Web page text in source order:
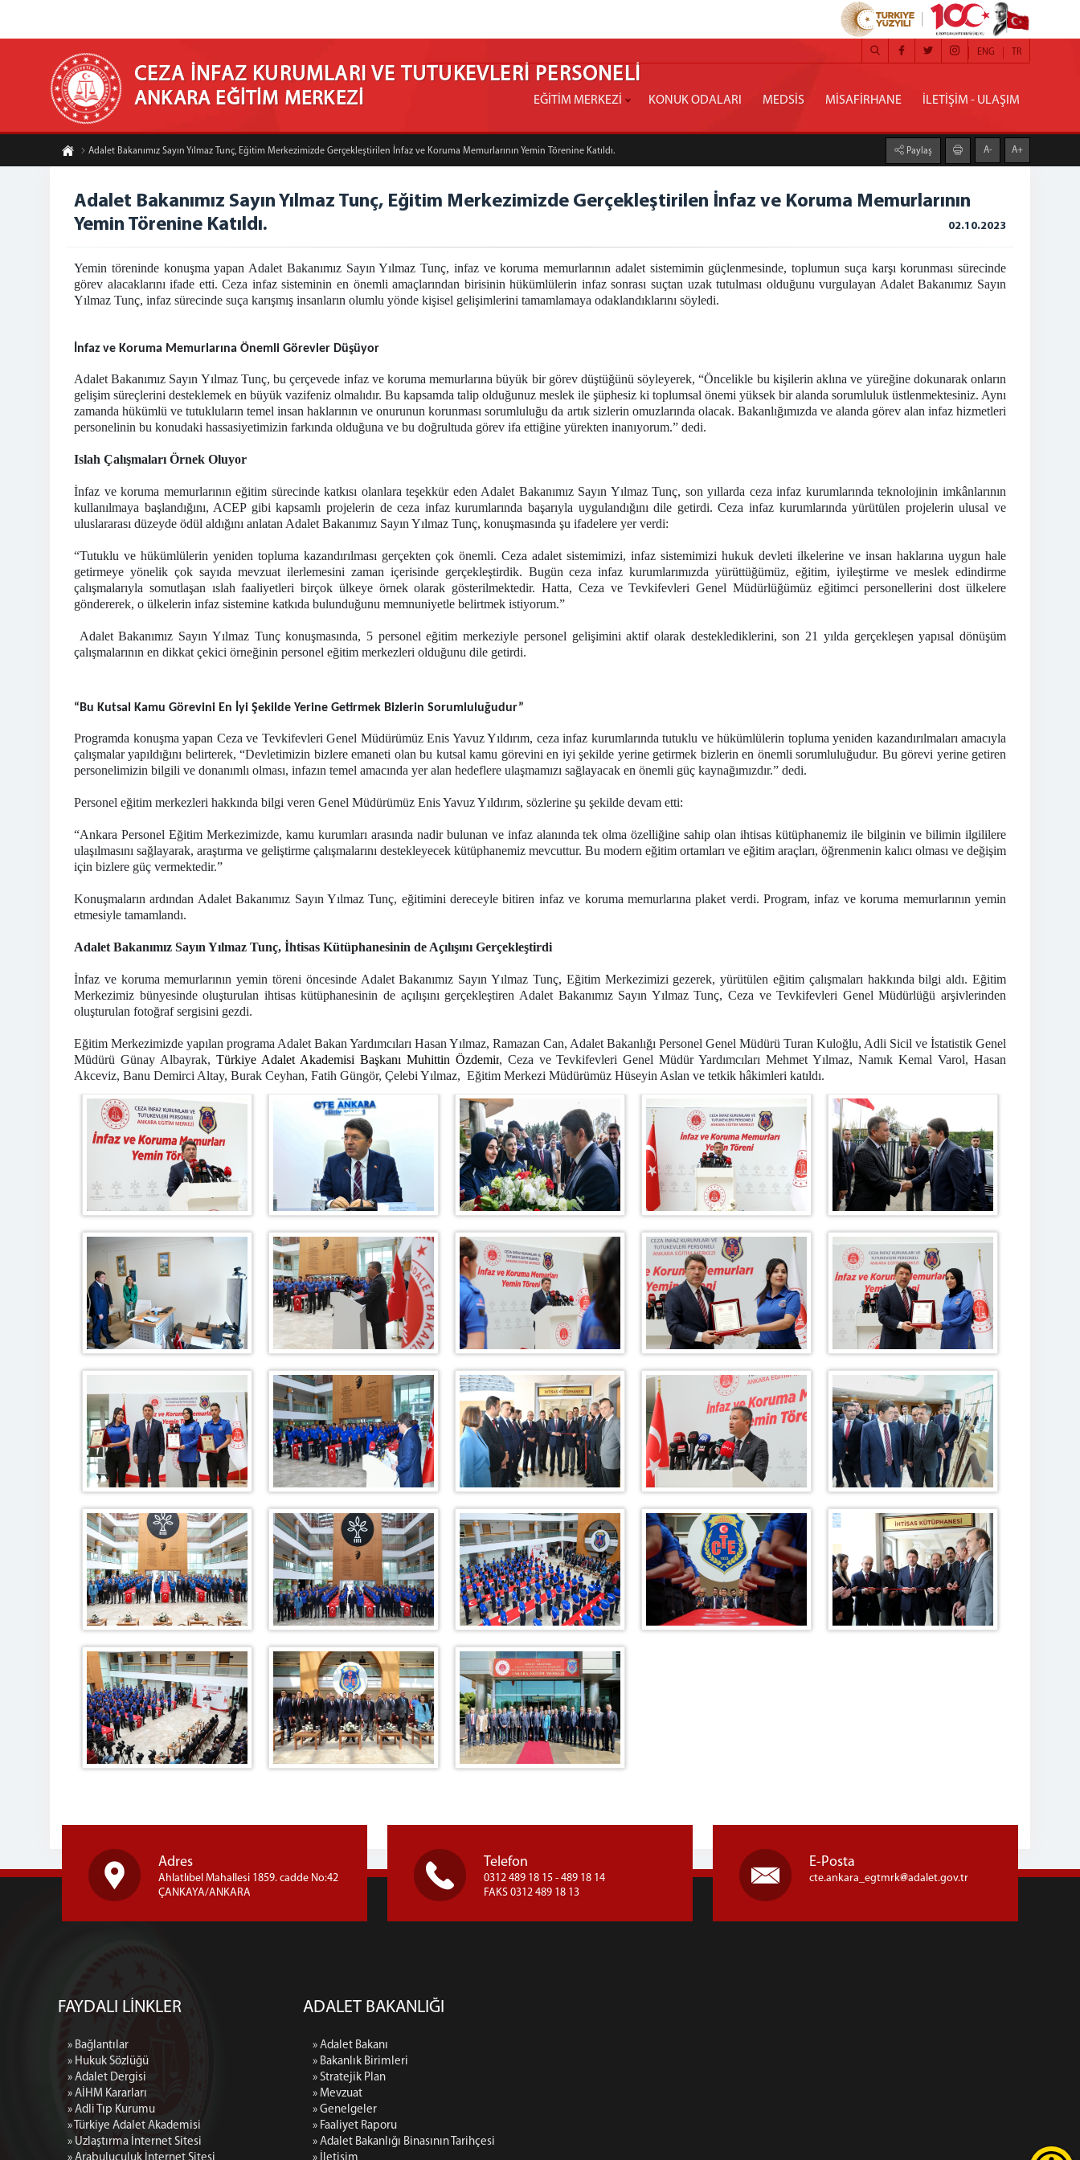
CEZA İNFAZ KURUMLARI VE TUTUKEVLERİ PERSONELİ
ANKARA EĞİTİM MERKEZİ
TR
ENG
EĞİTİM MERKEZİ KONUK ODALARI MEDSİS MİSAFİRHANE İLETİŞİM - ULAŞIM
Adalet Bakanımız Sayın Yılmaz Tunç, Eğitim Merkezimizde Gerçekleştirilen İnfaz ve Koruma Memurlarının Yemin Törenine Katıldı. Paylaş A- A+
Adalet Bakanımız Sayın Yılmaz Tunç, Eğitim Merkezimizde Gerçekleştirilen İnfaz ve Koruma Memurlarının
Yemin Törenine Katıldı.
02.10.2023
Yemin töreninde konuşma yapan Adalet Bakanımız Sayın Yılmaz Tunç, infaz ve koruma memurlarının adalet sistemimin güçlenmesinde, toplumun suça karşı korunması sürecinde
görev alacaklarını ifade etti. Ceza infaz sisteminin en önemli amaçlarından birisinin hükümlülerin infaz sonrası suçtan uzak tutulması olduğunu vurgulayan Adalet Bakanımız Sayın
Yılmaz Tunç, infaz sürecinde suça karışmış insanların olumlu yönde kişisel gelişimlerini tamamlamaya odaklandıklarını söyledi.
İnfaz ve Koruma Memurlarına Önemli Görevler Düşüyor
Adalet Bakanımız Sayın Yılmaz Tunç, bu çerçevede infaz ve koruma memurlarına büyük bir görev düştüğünü söyleyerek, “Öncelikle bu kişilerin aklına ve yüreğine dokunarak onların
gelişim süreçlerini desteklemek en büyük vazifeniz olmalıdır. Bu kapsamda talip olduğunuz meslek ile şüphesiz ki toplumsal önemi yüksek bir alanda sorumluluk üstlenmektesiniz. Aynı
zamanda hükümlü ve tutukluların temel insan haklarının ve onurunun korunması sorumluluğu da artık sizlerin omuzlarında olacak. Bakanlığımızda ve alanda görev alan infaz hizmetleri
personelinin bu konudaki hassasiyetimizin farkında olduğuna ve bu doğrultuda görev ifa ettiğine yürekten inanıyorum.” dedi.
Islah Çalışmaları Örnek Oluyor
İnfaz ve koruma memurlarının eğitim sürecinde katkısı olanlara teşekkür eden Adalet Bakanımız Sayın Yılmaz Tunç, son yıllarda ceza infaz kurumlarında teknolojinin imkânlarının
kullanılmaya başlandığını, ACEP gibi kapsamlı projelerin de ceza infaz kurumlarında başarıyla uygulandığını dile getirdi. Ceza infaz kurumlarında yürütülen projelerin ulusal ve
uluslararası düzeyde ödül aldığını anlatan Adalet Bakanımız Sayın Yılmaz Tunç, konuşmasında şu ifadelere yer verdi:
“Tutuklu ve hükümlülerin yeniden topluma kazandırılması gerçekten çok önemli. Ceza adalet sistemimizi, infaz sistemimizi hukuk devleti ilkelerine ve insan haklarına uygun hale
getirmeye yönelik çok sayıda mevzuat ilerlemesini zaman içerisinde gerçekleştirdik. Bugün ceza infaz kurumlarımızda yürüttüğümüz, eğitim, iyileştirme ve meslek edindirme
çalışmalarıyla somutlaşan ıslah faaliyetleri birçok ülkeye örnek olarak gösterilmektedir. Hatta, Ceza ve Tevkifevleri Genel Müdürlüğümüz eğitimci personellerini dost ülkelere
göndererek, o ülkelerin infaz sistemine katkıda bulunduğunu memnuniyetle belirtmek istiyorum.”
Adalet Bakanımız Sayın Yılmaz Tunç konuşmasında, 5 personel eğitim merkeziyle personel gelişimini aktif olarak desteklediklerini, son 21 yılda gerçekleşen yapısal dönüşüm
çalışmalarının en dikkat çekici örneğinin personel eğitim merkezleri olduğunu dile getirdi.
“Bu Kutsal Kamu Görevini En İyi Şekilde Yerine Getirmek Bizlerin Sorumluluğudur”
Programda konuşma yapan Ceza ve Tevkifevleri Genel Müdürümüz Enis Yavuz Yıldırım, ceza infaz kurumlarında tutuklu ve hükümlülerin topluma yeniden kazandırılmaları amacıyla
çalışmalar yapıldığını belirterek, “Devletimizin bizlere emaneti olan bu kutsal kamu görevini en iyi şekilde yerine getirmek bizlerin en önemli sorumluluğudur. Bu görevi yerine getiren
personelimizin bilgili ve donanımlı olması, infazın temel amacında yer alan hedeflere ulaşmamızı sağlayacak en önemli güç kaynağımızdır.” dedi.
Personel eğitim merkezleri hakkında bilgi veren Genel Müdürümüz Enis Yavuz Yıldırım, sözlerine şu şekilde devam etti:
“Ankara Personel Eğitim Merkezimizde, kamu kurumları arasında nadir bulunan ve infaz alanında tek olma özelliğine sahip olan ihtisas kütüphanemiz ile bilginin ve bilimin ilgililere
ulaşılmasını sağlayarak, araştırma ve geliştirme çalışmalarını destekleyecek kütüphanemiz mevcuttur. Bu modern eğitim ortamları ve eğitim araçları, öğrenmenin kalıcı olması ve değişim
için bizlere güç vermektedir.”
Konuşmaların ardından Adalet Bakanımız Sayın Yılmaz Tunç, eğitimini dereceyle bitiren infaz ve koruma memurlarına plaket verdi. Program, infaz ve koruma memurlarının yemin
etmesiyle tamamlandı.
Adalet Bakanımız Sayın Yılmaz Tunç, İhtisas Kütüphanesinin de Açılışını Gerçekleştirdi
İnfaz ve koruma memurlarının yemin töreni öncesinde Adalet Bakanımız Sayın Yılmaz Tunç, Eğitim Merkezimizi gezerek, yürütülen eğitim çalışmaları hakkında bilgi aldı. Eğitim
Merkezimiz bünyesinde oluşturulan ihtisas kütüphanesinin de açılışını gerçekleştiren Adalet Bakanımız Sayın Yılmaz Tunç, Ceza ve Tevkifevleri Genel Müdürlüğü arşivlerinden
oluşturulan fotoğraf sergisini gezdi.
Eğitim Merkezimizde yapılan programa Adalet Bakan Yardımcıları Hasan Yılmaz, Ramazan Can, Adalet Bakanlığı Personel Genel Müdürü Turan Kuloğlu, Adli Sicil ve İstatistik Genel
Müdürü Günay Albayrak, Türkiye Adalet Akademisi Başkanı Muhittin Özdemir, Ceza ve Tevkifevleri Genel Müdür Yardımcıları Mehmet Yılmaz, Namık Kemal Varol, Hasan
Akceviz, Banu Demirci Altay, Burak Ceyhan, Fatih Güngör, Çelebi Yılmaz, Eğitim Merkezi Müdürümüz Hüseyin Aslan ve tetkik hâkimleri katıldı.
Adres
Ahlatlıbel Mahallesi 1859. cadde No:42
ÇANKAYA/ANKARA
Telefon
0312 489 18 15 - 489 18 14
FAKS 0312 489 18 13
E-Posta
cte.ankara_egtmrk adalet.gov.tr
FAYDALI LİNKLER
» Bağlantılar
» Hukuk Sözlüğü
» Adalet Dergisi
» AİHM Kararları
» Adli Tıp Kurumu
» Türkiye Adalet Akademisi
» Uzlaştırma İnternet Sitesi
ADALET BAKANLIĞI
» Adalet Bakanı
» Bakanlık Birimleri
» Stratejik Plan
» Mevzuat
» Genelgeler
» Faaliyet Raporu
» Adalet Bakanlığı Binasının Tarihçesi